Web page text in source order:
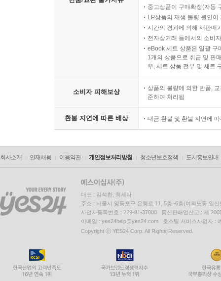
중고상품이 구매확정(자동
LP상품의 재생 불량 원인
시간의 경과에 의해 재판매
전자상거래 등에서의 소비
eBook 세트 상품은 일괄 구
1개의 상품으로 취급 및 판
우, 세트 상품 전부 및 세트
소비자 피해보상
상품의 불량에 의한 반품,
준하여 처리됨
환불 지연에 따른 배상 대금 환불 및 환불 지연에
회사소개 인재채용 이용약관 개인정보처리방침 청소년보호정책 도서홍보안내
대표 : 김석환, 최세라
주소 : 서울시 영등포구 은행로 11, 5층~6층(여의도동,일신
사업자등록번호 : 229-81-37000 통신판매업신고 : 제
이메일 : yes24help@yes24.com 호스팅 서비스사업자 :
Copyright ⓒ YES24 Corp. All Rights Reserved.